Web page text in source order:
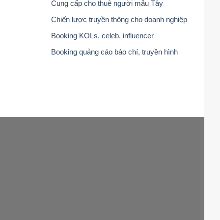
Cung cấp cho thuê người mẫu Tây
Chiến lược truyền thông cho doanh nghiệp
Booking KOLs, celeb, influencer
Booking quảng cáo báo chí, truyền hình